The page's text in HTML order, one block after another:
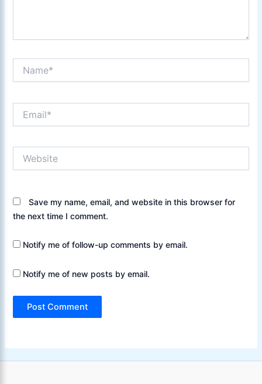
Save my name, email, and website in this browser for
the next time I comment.
Notify me of follow-up comments by email.
Notify me of new posts by email.